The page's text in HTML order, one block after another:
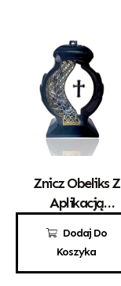
Dodaj Do
Koszyka
Znicz Obeliks Z
Aplikacją
100,00zł